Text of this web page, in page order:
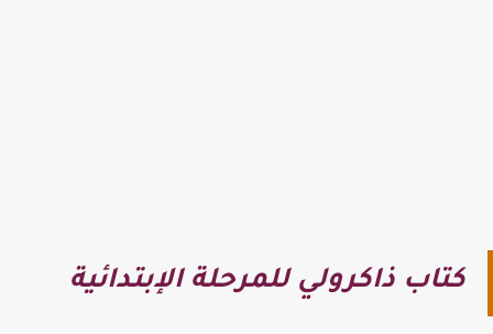
كتاب ذاكرولي للمرحلة الإبتدائية